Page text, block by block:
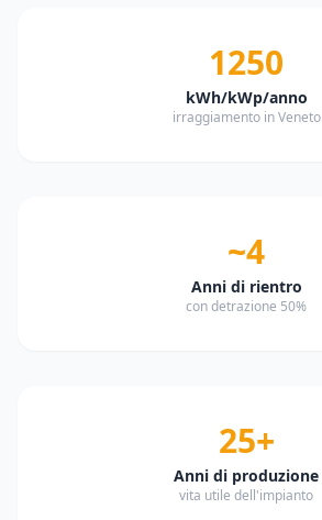
1250
kWh/kWp/anno
irraggiamento in Veneto
~4
Anni di rientro
con detrazione 50%
25+
Anni di produzione
vita utile dell'impianto